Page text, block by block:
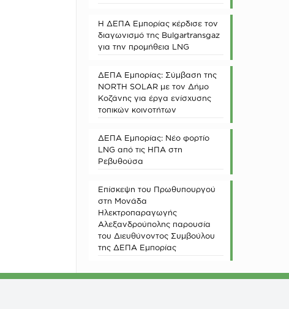
Η ΔΕΠΑ Εμπορίας κέρδισε τον
διαγωνισμό της Bulgartransgaz
για την προμήθεια LNG
ΔΕΠΑ Εμπορίας: Σύμβαση της
NORTH SOLAR με τον Δήμο
Κοζάνης για έργα ενίσχυσης
τοπικών κοινοτήτων
ΔΕΠΑ Εμπορίας: Νέο φορτίο
LNG από τις ΗΠΑ στη
Ρεβυθούσα
Επίσκεψη του Πρωθυπουργού
στη Μονάδα
Ηλεκτροπαραγωγής
Αλεξανδρούπολης παρουσία
του Διευθύνοντος Συμβούλου
της ΔΕΠΑ Εμπορίας